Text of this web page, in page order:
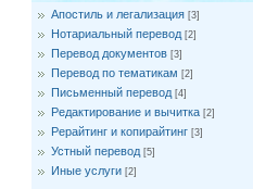
Апостиль и легализация [3]
Нотариальный перевод [2]
Перевод документов [3]
Перевод по тематикам [2]
Письменный перевод [4]
Редактирование и вычитка [2]
Рерайтинг и копирайтинг [3]
Устный перевод [5]
Иные услуги [2]